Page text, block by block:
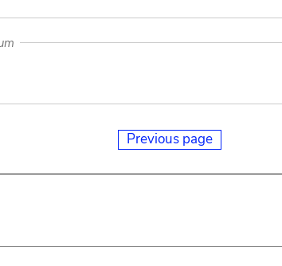
Previous page